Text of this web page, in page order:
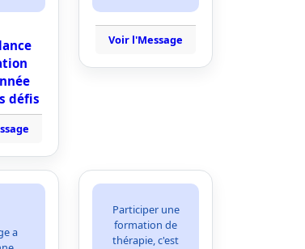
défis
Voir l'Message
a
Participer une
formation de
thérapie, c'est